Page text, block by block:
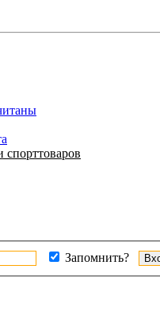
спорттоваров
Запомнить?